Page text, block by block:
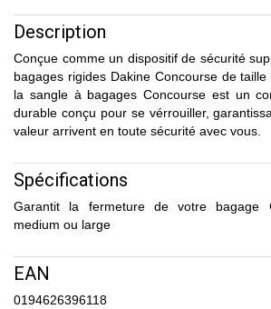
Description
Conçue comme un dispositif de sécurité
bagages rigides Dakine Concourse de taille
la sangle à bagages Concourse est un
durable conçu pour se vérrouiller,
valeur arrivent en toute sécurité avec vous.
Spécifications
Garantit la fermeture de votre bagage
medium ou large
EAN
0194626396118